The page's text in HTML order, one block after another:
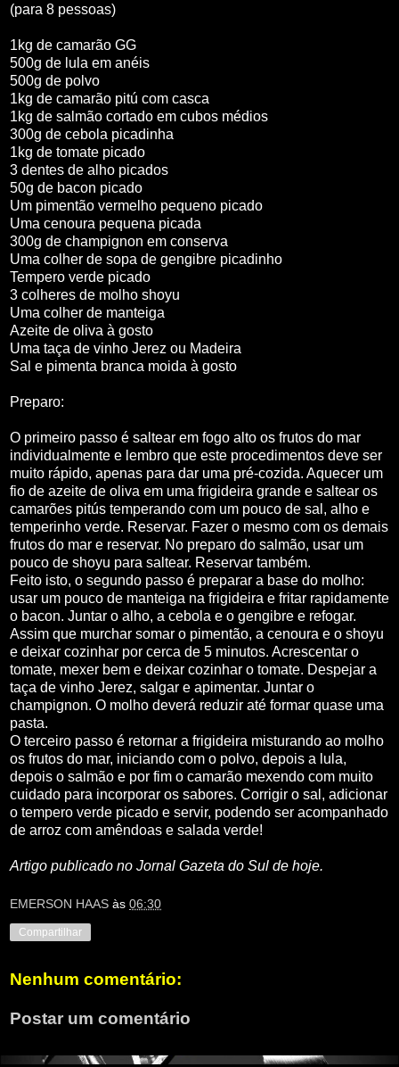
(para 8 pessoas)
1kg de camarão GG
500g de lula em anéis
500g de polvo
1kg de camarão pitú com casca
1kg de salmão cortado em cubos médios
300g de cebola picadinha
1kg de tomate picado
3 dentes de alho picados
50g de bacon picado
Um pimentão vermelho pequeno picado
Uma cenoura pequena picada
300g de champignon em conserva
Uma colher de sopa de gengibre picadinho
Tempero verde picado
3 colheres de molho shoyu
Uma colher de manteiga
Azeite de oliva à gosto
Uma taça de vinho Jerez ou Madeira
Sal e pimenta branca moida à gosto
Preparo:
O primeiro passo é saltear em fogo alto os frutos do mar
individualmente e lembro que este procedimentos deve ser
muito rápido, apenas para dar uma pré-cozida. Aquecer um
fio de azeite de oliva em uma frigideira grande e saltear os
camarões pitús temperando com um pouco de sal, alho e
temperinho verde. Reservar. Fazer o mesmo com os demais
frutos do mar e reservar. No preparo do salmão, usar um
pouco de shoyu para saltear. Reservar também.
Feito isto, o segundo passo é preparar a base do molho:
usar um pouco de manteiga na frigideira e fritar rapidamente
o bacon. Juntar o alho, a cebola e o gengibre e refogar.
Assim que murchar somar o pimentão, a cenoura e o shoyu
e deixar cozinhar por cerca de 5 minutos. Acrescentar o
tomate, mexer bem e deixar cozinhar o tomate. Despejar a
taça de vinho Jerez, salgar e apimentar. Juntar o
champignon. O molho deverá reduzir até formar quase uma
pasta.
O terceiro passo é retornar a frigideira misturando ao molho
os frutos do mar, iniciando com o polvo, depois a lula,
depois o salmão e por fim o camarão mexendo com muito
cuidado para incorporar os sabores. Corrigir o sal, adicionar
o tempero verde picado e servir, podendo ser acompanhado
de arroz com amêndoas e salada verde!
Artigo publicado no Jornal Gazeta do Sul de hoje.
EMERSON HAAS às 06:30
Compartilhar
Nenhum comentário:
Postar um comentário